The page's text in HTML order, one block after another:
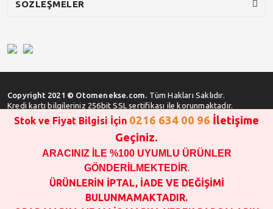
SÖZLEŞMELER
Copyright 2021 © Otomenekse.com. Tüm Hakları Saklıdır.
Kredi kartı bilgileriniz 256bit SSL sertifikası ile korunmaktadır.
SATIN ALMA İŞLEMİ YAPMADAN ÖNCE
STOK VE FİYAT BİLGİSİ ALINIZ !!!
1000 TL VE ÜSTÜ SİPARİŞ VERİLEBİLİR!!!
OPAR MARKA VE MAİS MARKA YEDEK PARÇALARIN
GARANTİSİ YOKTUR!!!!!!!!!!!
Stok ve Fiyat Bilgisi İçin 0216 634 00 96 İletişime
Geçiniz.
ARACINIZ İLE %100 UYUMLU ÜRÜNLER
GÖNDERİLMEKTEDİR.
ÜRÜNLERİN İPTAL, İADE VE DEĞİŞİMİ
BULUNMAMAKTADIR.